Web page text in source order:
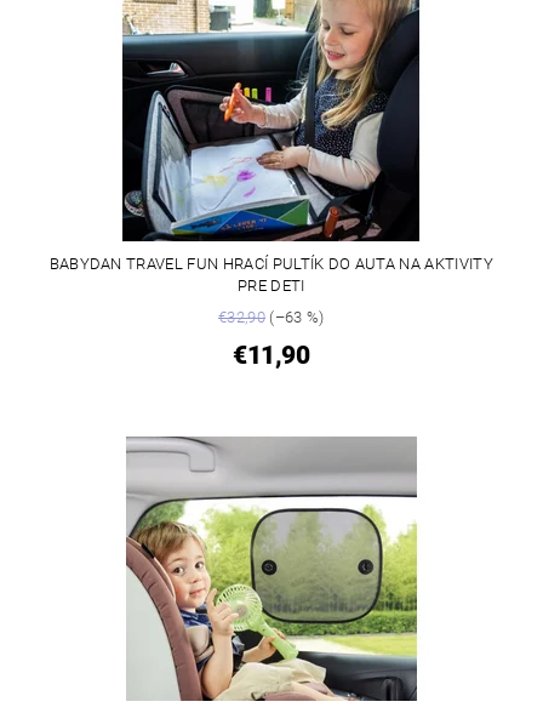
BABYDAN TRAVEL FUN HRACÍ PULTÍK DO AUTA NA AKTIVITY
PRE DETI
€32,90(–63 %)
€11,90